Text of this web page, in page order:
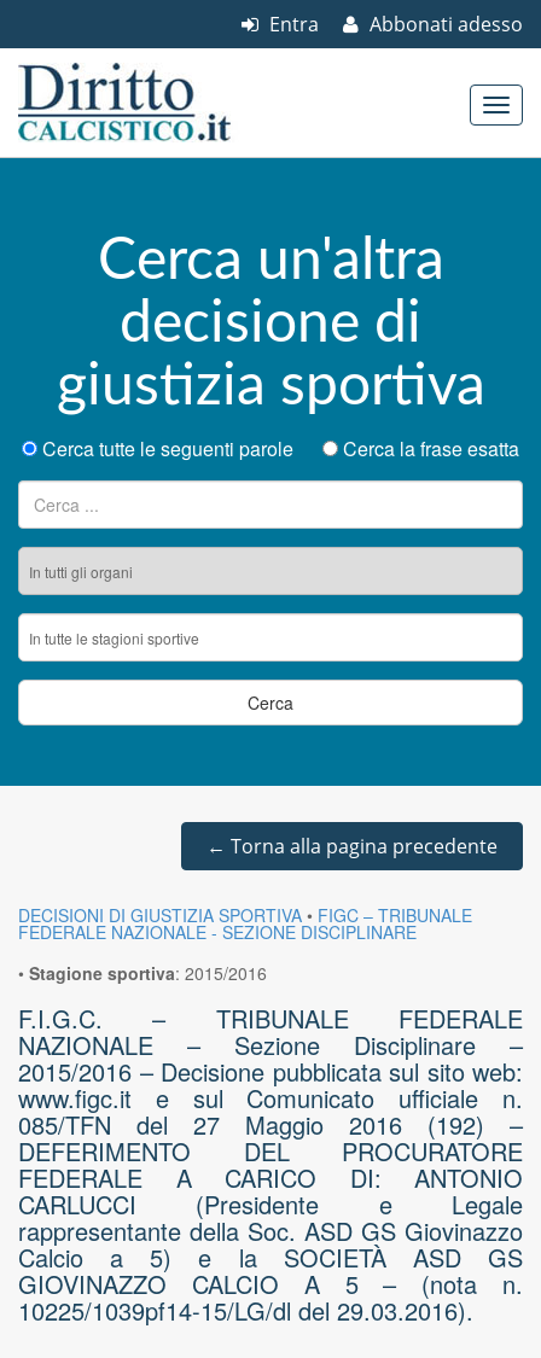
Abbonati adesso
Entra
Cerca un'altra
decisione di
giustizia sportiva
Cerca tutte le seguenti parole
Cerca la frase esatta
Ricerca per:
← Torna alla pagina precedente
DECISIONI DI GIUSTIZIA SPORTIVA • FIGC – TRIBUNALE
FEDERALE NAZIONALE - SEZIONE DISCIPLINARE
• Stagione sportiva: 2015/2016
F.I.G.C. – TRIBUNALE FEDERALE
NAZIONALE – Sezione Disciplinare –
2015/2016 – Decisione pubblicata sul sito web:
www.figc.it e sul Comunicato ufficiale n.
085/TFN del 27 Maggio 2016 (192) –
DEFERIMENTO DEL PROCURATORE
FEDERALE A CARICO DI: ANTONIO
CARLUCCI (Presidente e Legale
rappresentante della Soc. ASD GS Giovinazzo
Calcio a 5) e la SOCIETÀ ASD GS
GIOVINAZZO CALCIO A 5 – (nota n.
10225/1039pf14-15/LG/dl del 29.03.2016).